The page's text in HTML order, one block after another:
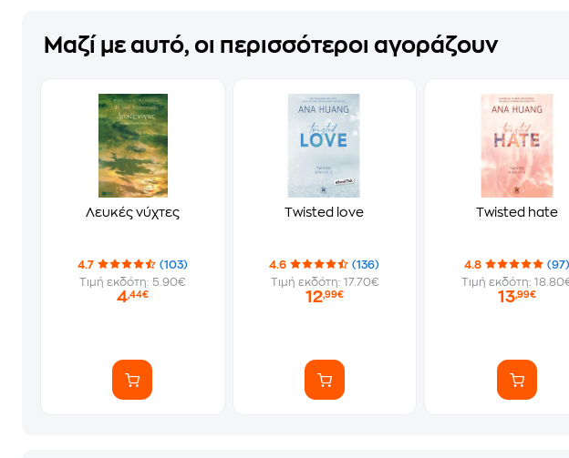
Μαζί με αυτό, οι περισσότεροι αγοράζουν
Λευκές νύχτες
4.7
(103)
Τιμή εκδότη: 5.90€
4,44€
Twisted love
4.6
(136)
Τιμή εκδότη: 17.70€
12,99€
Twisted hate
4.8
(97)
Τιμή εκδότη:
13,99€